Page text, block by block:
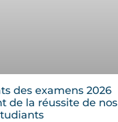
des examens 2026
de la réussite de nos